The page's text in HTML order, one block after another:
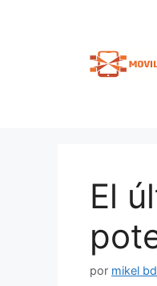
El
por mikel bd